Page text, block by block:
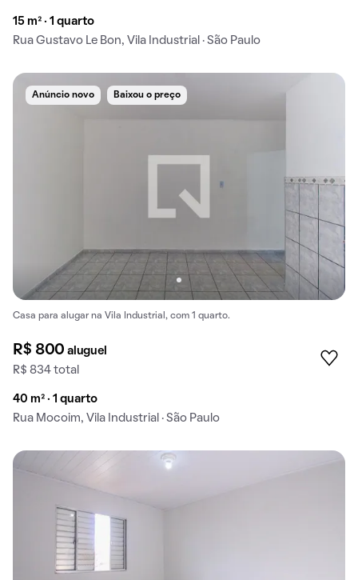
15 m² · 1 quarto
Rua Gustavo Le Bon, Vila Industrial · São Paulo
Anúncio novo Baixou o preço
Casa para alugar na Vila Industrial, com 1 quarto.
R$ 800aluguel
R$ 834 total
40 m² · 1 quarto
Rua Mocoim, Vila Industrial · São Paulo